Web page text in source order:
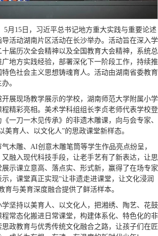
5月15日，习近平总书记地方重大实践与重要论述
活动湖南片区活动在长沙举办。活动旨在深入学
届历次全会精神以及全国教育大会精神，系统总
地方实践经验，部署深化下一阶段工作，持续推
色社会主义思想铸魂育人。活动由湖南省委教育
。
展现场教学展示的学校，湖南师范大学附属小学
精彩亮相。美术学科组组长李贞老师代表学校登
一刀一木见传承》的非遗木雕课，向与会专家、
美育人、以文化人”的思政课堂新样态。
木雕、AI创意木雕笔筒等学生作品亮点纷呈，
融入现代科技手段，让老手艺有了新表达，让思
示课立意高、落点实、形式新，赢得了在场专家
，课堂真正实现“让非遗走进课堂，让文化浸润
育与美育深度融合提供了鲜活样本。
坚持以美育人、以文化人，把湘绣、陶艺、花鼓
常态化搬进日常课堂，构建体系化、特色化的非
政教育与优秀传统文化融合之路，让孩子们在匠